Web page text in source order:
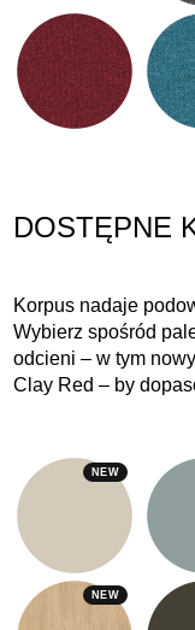
DOSTĘPNE
Korpus nadaje
Wybierz spośród
odcieni – w tym
Clay Red – by
NEW
NEW